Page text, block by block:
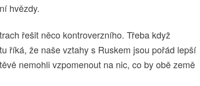
hvězdy.
řešit něco kontroverzního. Třeba když
říká, že naše vztahy s Ruskem jsou pořád lepší
nemohli vzpomenout na nic, co by obě země